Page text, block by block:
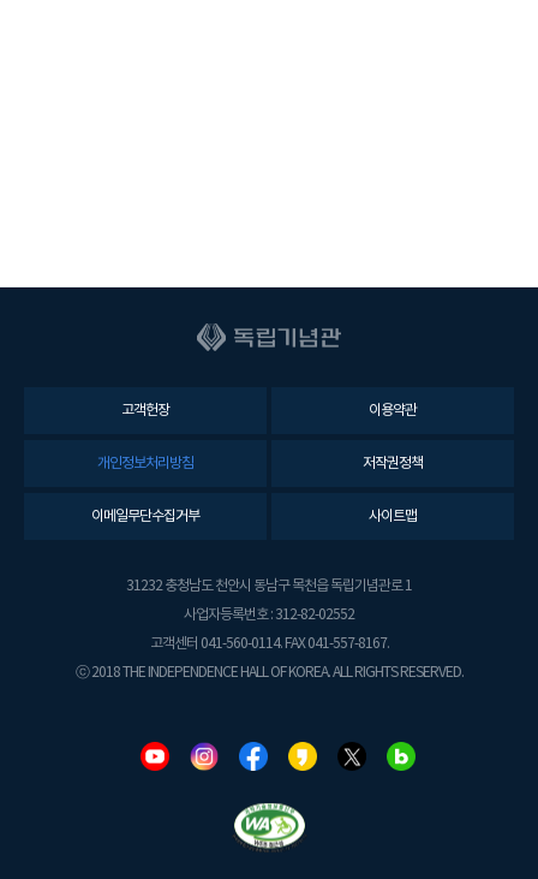
고객헌장 이용약관
개인정보처리방침 저작권정책
이메일무단수집거부 사이트맵
31232 충청남도 천안시 동남구 목천읍 독립기념관로 1
사업자등록번호 : 312-82-02552
고객센터 041-560-0114. FAX 041-557-8167.
ⓒ 2018 THE INDEPENDENCE HALL OF KOREA. ALL RIGHTS RESERVED.